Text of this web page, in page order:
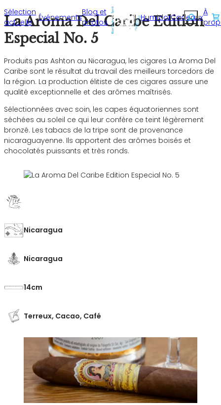
Sélection
actuelle
Événements
Blog et
photos
HumidorCadeaux
À
La Aroma Del Caribe Edition
Especial No. 5
Produits pas Ashton au Nicaragua, les cigares La Aroma Del
Caribe sont le résultat du travail des meilleurs torcedors de
la région. La production élitiste de ces cigares assure une
qualité exceptionnelle et des arômes maîtrisés.
Sélectionnées avec soin, les capes équatoriennes sont
séchées au soleil ce qui leur confère ce teint légèrement
bronzé. Les tabacs de la tripe sont de provenance
nicaraguayenne. Ils apportent des arômes boisés et
chocolatés puissants et très ronds.
Nicaragua
Nicaragua
14
Terreux, Cacao, Café